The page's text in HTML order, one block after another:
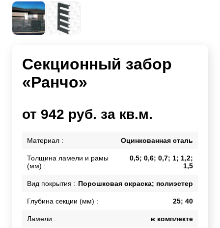
Секционный забор
«Ранчо»
от 942 руб. за кв.м.
Материал : Оцинкованная сталь
Толщина ламели и рамы
(мм) :
0,5; 0,6; 0,7; 1; 1,2;
1,5
Вид покрытия : Порошковая окраска; полиэстер
Глубина секции (мм) : 25; 40
Ламели : в комплекте